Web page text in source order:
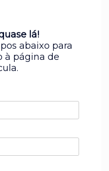
lá!
abaixo para
à página de